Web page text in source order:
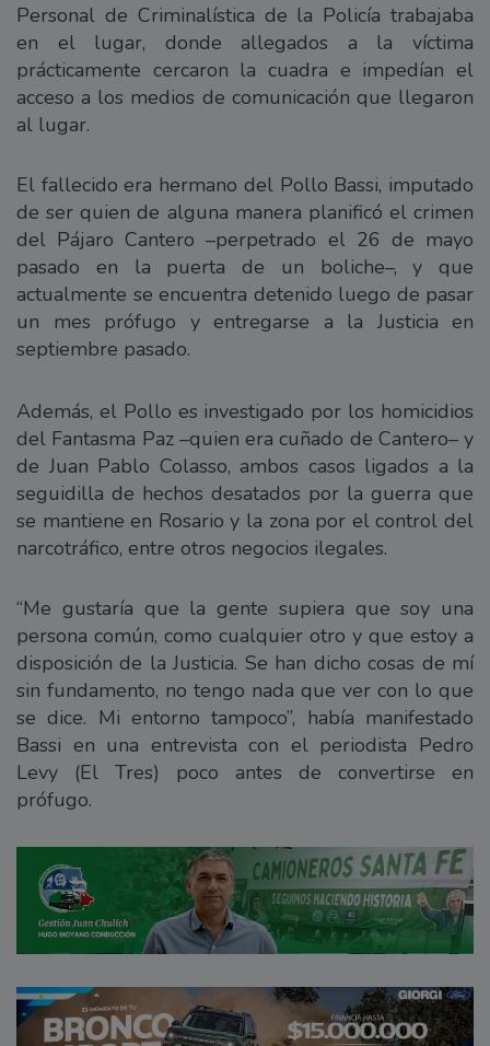
Personal de Criminalística de la Policía trabajaba
en el lugar, donde allegados a la víctima
prácticamente cercaron la cuadra e impedían el
acceso a los medios de comunicación que llegaron
al lugar.
El fallecido era hermano del Pollo Bassi, imputado
de ser quien de alguna manera planificó el crimen
del Pájaro Cantero –perpetrado el 26 de mayo
pasado en la puerta de un boliche–, y que
actualmente se encuentra detenido luego de pasar
un mes prófugo y entregarse a la Justicia en
septiembre pasado.
Además, el Pollo es investigado por los homicidios
del Fantasma Paz –quien era cuñado de Cantero– y
de Juan Pablo Colasso, ambos casos ligados a la
seguidilla de hechos desatados por la guerra que
se mantiene en Rosario y la zona por el control del
narcotráfico, entre otros negocios ilegales.
“Me gustaría que la gente supiera que soy una
persona común, como cualquier otro y que estoy a
disposición de la Justicia. Se han dicho cosas de mí
sin fundamento, no tengo nada que ver con lo que
se dice. Mi entorno tampoco”, había manifestado
Bassi en una entrevista con el periodista Pedro
Levy (El Tres) poco antes de convertirse en
prófugo.